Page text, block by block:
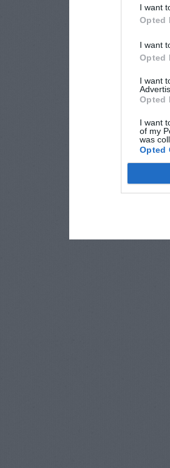
I want
Opted
I want
Opted
I want
Opted
I want
of my
was
Opted